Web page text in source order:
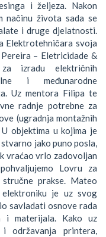
i željeza. Nakon
načinu života sada se
i druge djelatnosti.
Elektrotehničara svoja
– Eletricidade &
za izradu električnih
i međunarodne
Uz mentora Filipa te
radnje potrebne za
(ugradnja montažnih
objektima u kojima je
jako puno posla,
vraćao vrlo zadovoljan
Lovru za
prakse. Mateo
je uz svog
savladati osnove rada
i materijala. Kako uz
održavanja printera,